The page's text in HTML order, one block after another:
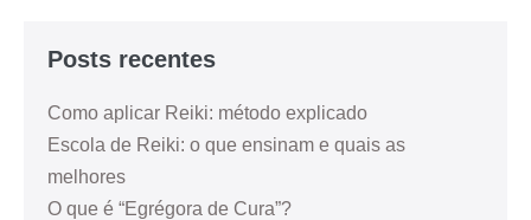
Posts recentes
Como aplicar Reiki: método explicado
Escola de Reiki: o que ensinam e quais as
melhores
O que é “Egrégora de Cura”?